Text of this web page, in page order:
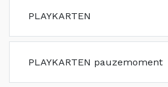
PLAYKARTEN
PLAYKARTEN pauzemoment